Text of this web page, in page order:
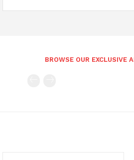
BROWSE OUR EXCLUSIVE